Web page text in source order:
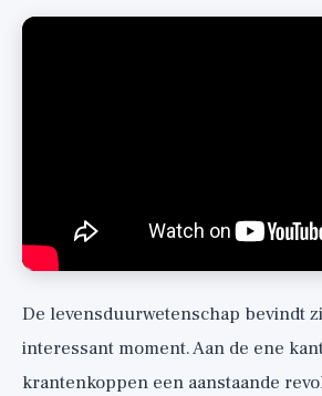
Twee
belofte en basis
Waarom u zou moeten
De levensduurwetenschap bevindt
interessant moment. Aan de ene
krantenkoppen een aanstaande